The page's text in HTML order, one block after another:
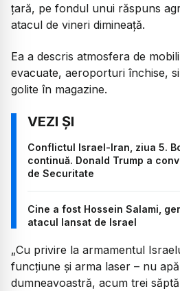
țară, pe fondul unui răspuns
atacul de vineri dimineață.
Ea a descris atmosfera de
evacuate, aeroporturi închise,
golite în magazine.
Conflictul Israel-Iran, ziua 5.
continuă. Donald Trump a
de Securitate
Cine a fost Hossein Salami,
atacul lansat de Israel
„Cu privire la armamentul
funcțiune și arma laser – nu
dumneavoastră, acum trei